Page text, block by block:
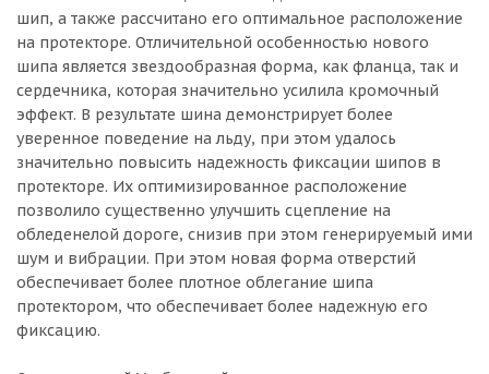
шип, а также рассчитано его оптимальное расположение
на протекторе. Отличительной особенностью нового
шипа является звездообразная форма, как фланца, так и
сердечника, которая значительно усилила кромочный
эффект. В результате шина демонстрирует более
уверенное поведение на льду, при этом удалось
значительно повысить надежность фиксации шипов в
протекторе. Их оптимизированное расположение
позволило существенно улучшить сцепление на
обледенелой дороге, снизив при этом генерируемый ими
шум и вибрации. При этом новая форма отверстий
обеспечивает более плотное облегание шипа
протектором, что обеспечивает более надежную его
фиксацию.